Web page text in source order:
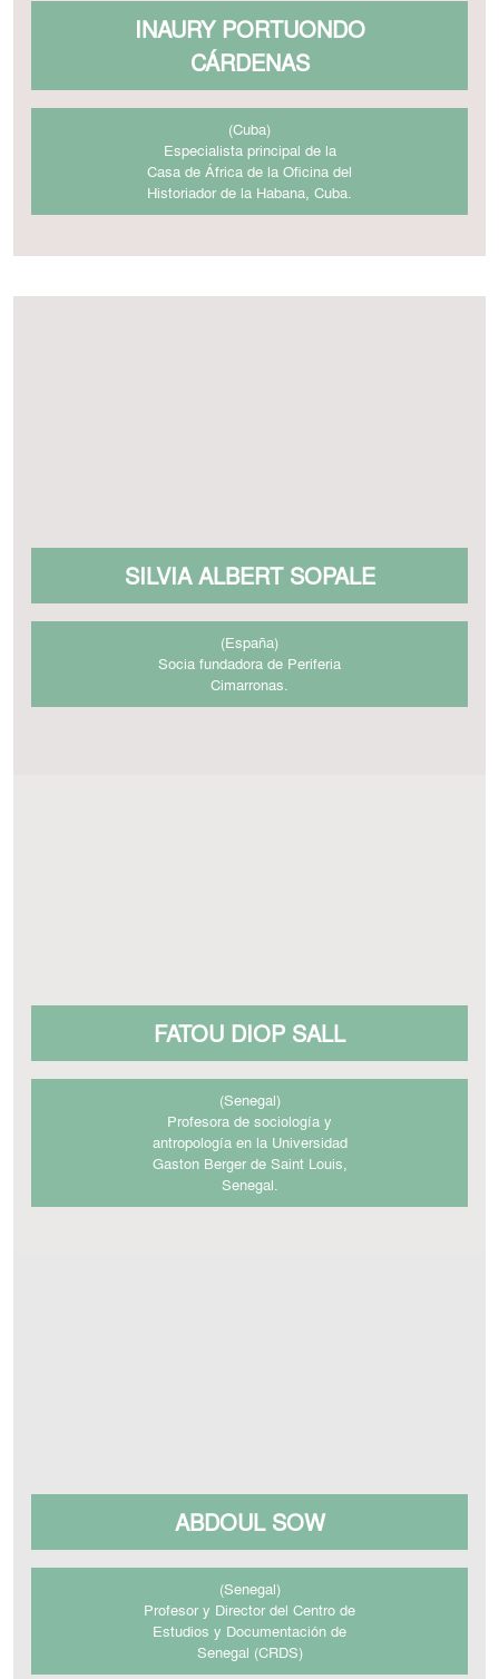
INAURY PORTUONDO
CÁRDENAS
(Cuba)
Especialista principal de la
Casa de África de la Oficina del
Historiador de la Habana, Cuba.
SILVIA ALBERT SOPALE
(España)
Socia fundadora de Periferia
Cimarronas.
FATOU DIOP SALL
(Senegal)
Profesora de sociología y
antropología en la Universidad
Gaston Berger de Saint Louis,
Senegal.
ABDOUL SOW
(Senegal)
Profesor y Director del Centro de
Estudios y Documentación de
Senegal (CRDS)